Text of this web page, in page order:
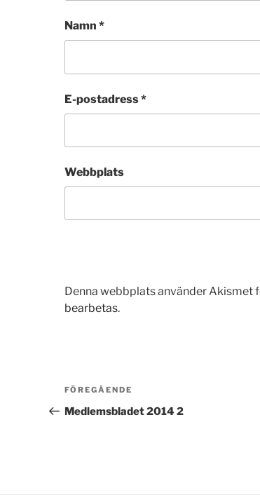
Namn *
E-postadress*
Webbplats
Denna webbplats använder Akismet
bearbetas.
Inläggsnavigering
Föregående
inlägg
FÖREGÅENDE
Medlemsbladet 2014 2